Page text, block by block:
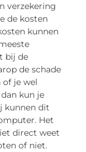
verzekering
de kosten
kunnen
bij de
de schade
of je wel
kun je
kunnen dit
Het
direct weet
of niet.